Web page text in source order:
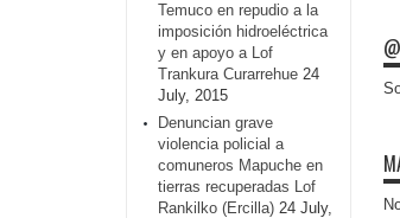
Temuco en repudio a la
imposición hidroeléctrica
y en apoyo a Lof
Trankura Curarrehue 24
July, 2015
Denuncian grave
violencia policial a
comuneros Mapuche en
tierras recuperadas Lof
Rankilko (Ercilla) 24 July,